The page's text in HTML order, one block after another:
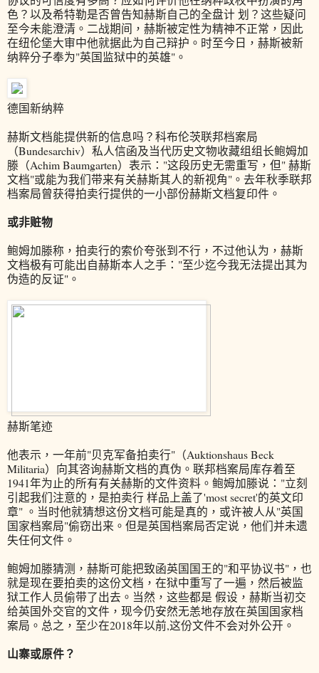
色？以及希特勒是否曾告知赫斯自己的全盘计 划？这些疑问
至今未能澄清。二战期间，赫斯被定性为精神不正常，因此
在纽伦堡大审中他就据此为自己辩护。时至今日，赫斯被新
纳粹分子奉为"英国监狱中的英雄"。
德国新纳粹
赫斯文档能提供新的信息吗？科布伦茨联邦档案局
（Bundesarchiv）私人信函及当代历史文物收藏组组长鲍姆加
滕（Achim Baumgarten）表示："这段历史无需重写，但" 赫斯
文档"或能为我们带来有关赫斯其人的新视角"。去年秋季联邦
档案局曾获得拍卖行提供的一小部份赫斯文档复印件。
或非赃物
鲍姆加滕称，拍卖行的索价夸张到不行，不过他认为，赫斯
文档极有可能出自赫斯本人之手："至少迄今我无法提出其为
伪造的反证"。
赫斯笔迹
他表示，一年前"贝克军备拍卖行"（Auktionshaus Beck
Militaria）向其咨询赫斯文档的真伪。联邦档案局库存着至
1941年为止的所有有关赫斯的文件资料。鲍姆加滕说："立刻
引起我们注意的，是拍卖行 样品上盖了'most secret'的英文印
章" 。当时他就猜想这份文档可能是真的，或许被人从"英国
国家档案局"偷窃出来。但是英国档案局否定说，他们并未遗
失任何文件。
鲍姆加滕猜测，赫斯可能把致函英国国王的"和平协议书"，也
就是现在要拍卖的这份文档，在狱中重写了一遍，然后被监
狱工作人员偷带了出去。当然，这些都是 假设，赫斯当初交
给英国外交官的文件，现今仍安然无恙地存放在英国国家档
案局。总之，至少在2018年以前,这份文件不会对外公开。
山寨或原件？